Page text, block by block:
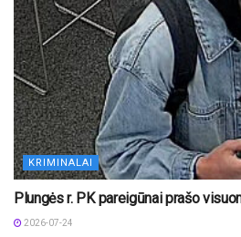
KRIMINALAI
Plungės r. PK pareigūnai prašo
2026-07-24